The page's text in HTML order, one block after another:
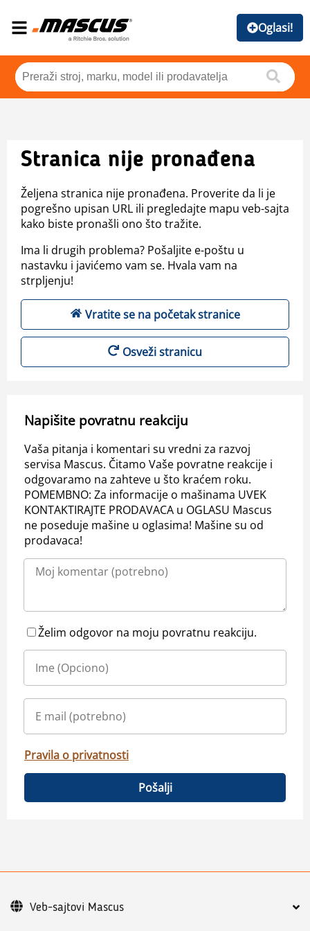
Oglasi!
Stranica nije pronađena
Željena stranica nije pronađena. Proverite da li je
pogrešno upisan URL ili pregledajte mapu veb-sajta
kako biste pronašli ono što tražite.
Ima li drugih problema? Pošaljite e-poštu u
nastavku i javićemo vam se. Hvala vam na
strpljenju!
Vratite se na početak stranice
Osveži stranicu
Napišite povratnu reakciju
Vaša pitanja i komentari su vredni za razvoj
servisa Mascus. Čitamo Vaše povratne reakcije i
odgovaramo na zahteve u što kraćem roku.
POMEMBNO: Za informacije o mašinama UVEK
KONTAKTIRAJTE PRODAVACA u OGLASU Mascus
ne poseduje mašine u oglasima! Mašine su od
prodavaca!
Želim odgovor na moju povratnu reakciju.
Pravila o privatnosti
Pošalji
Veb-sajtovi Mascus